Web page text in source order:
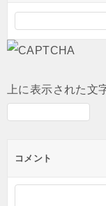
上に表示された文
コメント